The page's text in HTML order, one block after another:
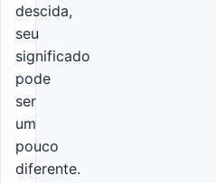
descida,
seu
significado
pode
ser
um
pouco
diferente.